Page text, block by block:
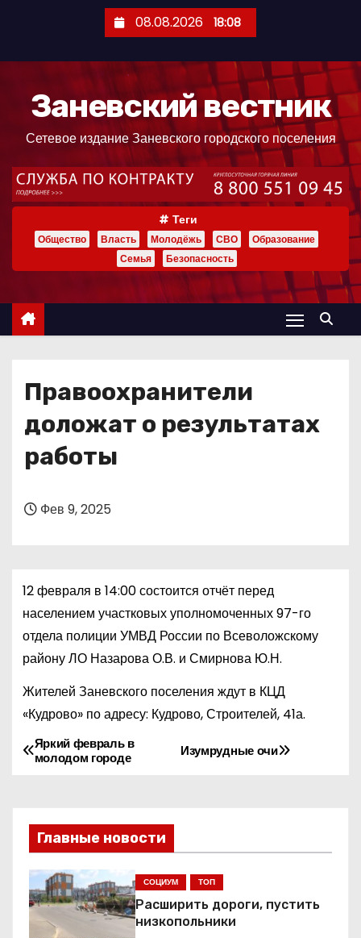
ж
08.08.2026 18:08
Заневский вестник
Сетевое издание Заневского городского поселения
Теги
Общество Власть Молодёжь СВО
Образование
Семья
Безопасность
Правоохранители
доложат о результатах
работы
Фев 9, 2025
12 февраля в 14:00 состоится отчёт перед
населением участковых уполномоченных 97-го
отдела полиции УМВД России по Всеволожскому
району ЛО Назарова О.В. и Смирнова Ю.Н.
Жителей Заневского поселения ждут в КЦД
«Кудрово» по адресу: Кудрово, Строителей, 41а.
Н
в
и
г
а
Изумрудные очи
Яркий февраль в
молодом городе
Главные новости
СОЦИУМ ТОП
Расширить дороги, пустить
низкопольники